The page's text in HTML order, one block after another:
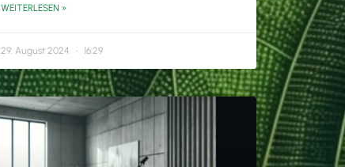
WEITERLESEN »
29. August 2024 16:29